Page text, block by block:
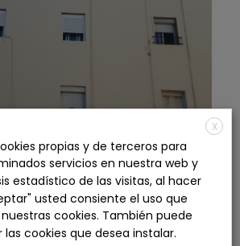
de daños en
X
propias y de terceros para
servicios en nuestra web y
estadístico de las visitas, al hacer
usted consiente el uso que
cookies. También puede
cookies que desea instalar.